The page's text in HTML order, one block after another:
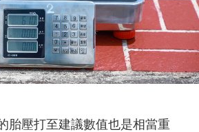
胎壓打至建議數值也是相當重